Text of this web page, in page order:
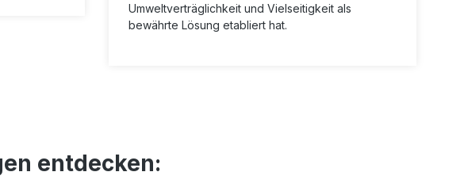
Umweltverträglichkeit und Vielseitigkeit als
bewährte Lösung etabliert hat.
entdecken: